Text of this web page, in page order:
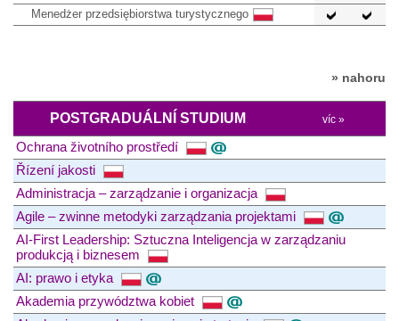
Menedżer przedsiębiorstwa turystycznego
» nahoru
POSTGRADUÁLNÍ STUDIUM víc »
Ochrana životního prostředí
Řízení jakosti
Administracja – zarządzanie i organizacja
Agile – zwinne metodyki zarządzania projektami
AI-First Leadership: Sztuczna Inteligencja w zarządzaniu
produkcją i biznesem
AI: prawo i etyka
Akademia przywództwa kobiet